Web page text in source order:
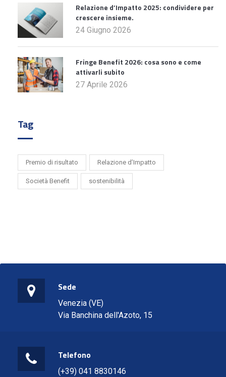
Relazione d’Impatto 2025: condividere per
crescere insieme.
24 Giugno 2026
Fringe Benefit 2026: cosa sono e come
attivarli subito
27 Aprile 2026
Tag
Premio di risultato Relazione d’Impatto
Società Benefit sostenibilità
Sede
Venezia (VE)
Via Banchina dell'Azoto, 15
Telefono
(+39) 041 8830146